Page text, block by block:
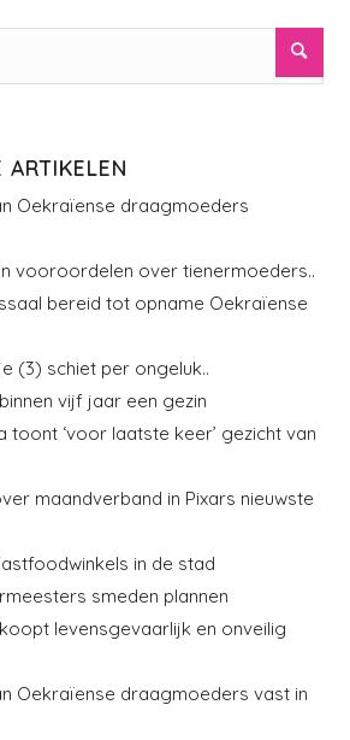
ARTIKELEN
Oekraïense draagmoeders
vooroordelen over tienermoeders..
bereid tot opname Oekraïense
(3) schiet per ongeluk..
vijf jaar een gezin
toont ‘voor laatste keer’ gezicht van
maandverband in Pixars nieuwste
in de stad
smeden plannen
levensgevaarlijk en onveilig
Oekraïense draagmoeders vast in